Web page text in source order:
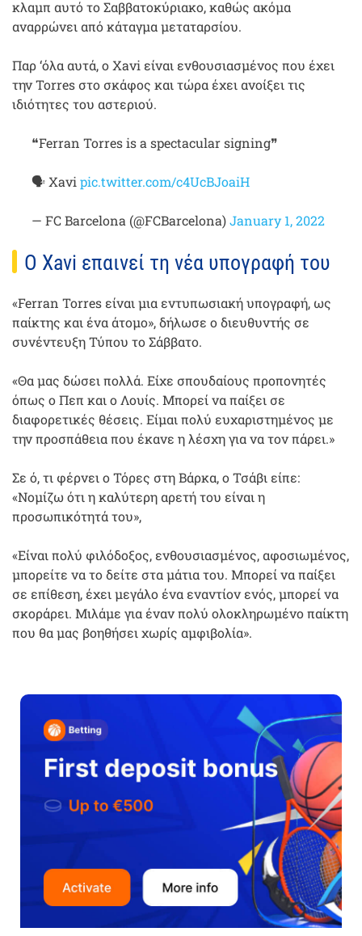
κλαμπ αυτό το Σαββατοκύριακο, καθώς ακόμα
αναρρώνει από κάταγμα μεταταρσίου.
Παρ ‘όλα αυτά, ο Xavi είναι ενθουσιασμένος που έχει
την Torres στο σκάφος και τώρα έχει ανοίξει τις
ιδιότητες του αστεριού.
❝Ferran Torres is a spectacular signing❞
🗣 Xavi pic.twitter.com/c4UcBJoaiH
— FC Barcelona (@FCBarcelona)January 1, 2022
Ο Xavi επαινεί τη νέα υπογραφή του
«Ferran Torres είναι μια εντυπωσιακή υπογραφή, ως
παίκτης και ένα άτομο», δήλωσε ο διευθυντής σε
συνέντευξη Τύπου το Σάββατο.
«Θα μας δώσει πολλά. Είχε σπουδαίους προπονητές
όπως ο Πεπ και ο Λουίς. Μπορεί να παίξει σε
διαφορετικές θέσεις. Είμαι πολύ ευχαριστημένος με
την προσπάθεια που έκανε η λέσχη για να τον πάρει.»
Σε ό, τι φέρνει ο Τόρες στη Βάρκα, ο Τσάβι είπε:
«Νομίζω ότι η καλύτερη αρετή του είναι η
προσωπικότητά του»,
«Είναι πολύ φιλόδοξος, ενθουσιασμένος, αφοσιωμένος,
μπορείτε να το δείτε στα μάτια του. Μπορεί να παίξει
σε επίθεση, έχει μεγάλο ένα εναντίον ενός, μπορεί να
σκοράρει. Μιλάμε για έναν πολύ ολοκληρωμένο παίκτη
που θα μας βοηθήσει χωρίς αμφιβολία».